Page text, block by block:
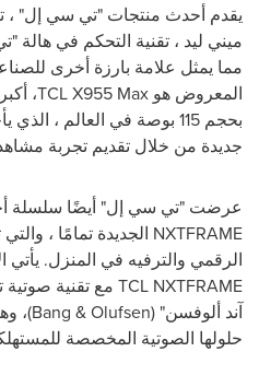
يقدم أحدث منتجات "تي سي إل" ،
ميني ليد ، تقنية التحكم في
مما يمثل علامة بارزة أخرى
المعروض هو TCL X955 Max،
بحجم 115 بوصة في العالم ،
جديدة من خلال تقديم تجربة
عرضت "تي سي إل" أيضًا سلسلة
NXTFRAME الجديدة تمامًا ،
الرقمي والترفيه في المنزل. يأتي
TCL NXTFRAME مع تقنية صوتية
آند ألوفسن" (Bang & Olufsen)،
حلولها الصوتية المخصصة